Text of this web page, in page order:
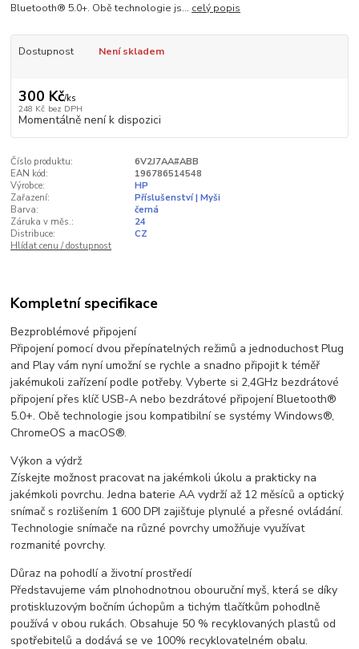
Bluetooth® 5.0+. Obě technologie js... celý popis
Dostupnost Není skladem
300 Kč/ks
248 Kč bez DPH
Momentálně není k dispozici
Číslo produktu:
6V2J7AA#ABB
EAN kód:
196786514548
Výrobce:
HP
Zařazení:
Příslušenství | Myši
Barva:
černá
Záruka v měs.:
24
Distribuce:
CZ
Hlídat cenu / dostupnost
Kompletní specifikace
Bezproblémové připojení
Připojení pomocí dvou přepínatelných režimů a jednoduchost Plug
and Play vám nyní umožní se rychle a snadno připojit k téměř
jakémukoli zařízení podle potřeby. Vyberte si 2,4GHz bezdrátové
připojení přes klíč USB-A nebo bezdrátové připojení Bluetooth®
5.0+. Obě technologie jsou kompatibilní se systémy Windows®,
ChromeOS a macOS®.
Výkon a výdrž
Získejte možnost pracovat na jakémkoli úkolu a prakticky na
jakémkoli povrchu. Jedna baterie AA vydrží až 12 měsíců a optický
snímač s rozlišením 1 600 DPI zajišťuje plynulé a přesné ovládání.
Technologie snímače na různé povrchy umožňuje využívat
rozmanité povrchy.
Důraz na pohodlí a životní prostředí
Představujeme vám plnohodnotnou obouruční myš, která se díky
protiskluzovým bočním úchopům a tichým tlačítkům pohodlně
používá v obou rukách. Obsahuje 50 % recyklovaných plastů od
spotřebitelů a dodává se ve 100% recyklovatelném obalu.